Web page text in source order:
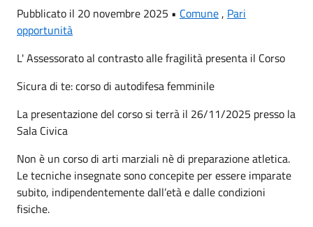
Pubblicato il 20 novembre 2025 • Comune , Pari
opportunità
L' Assessorato al contrasto alle fragilità presenta il Corso
Sicura di te: corso di autodifesa femminile
La presentazione del corso si terrà il 26/11/2025 presso la
Sala Civica
Non è un corso di arti marziali nè di preparazione atletica.
Le tecniche insegnate sono concepite per essere imparate
subito, indipendentemente dall’età e dalle condizioni
fisiche.